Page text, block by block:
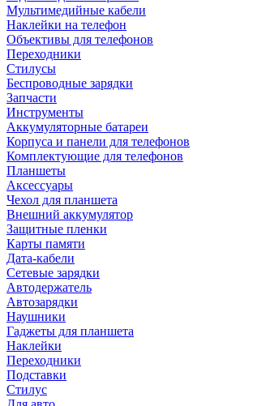
Мультимедийные кабели
Наклейки на телефон
Объективы для телефонов
Переходники
Стилусы
Беспроводные зарядки
Запчасти
Инструменты
Аккумуляторные батареи
Корпуса и панели для телефонов
Комплектующие для телефонов
Планшеты
Аксессуары
Чехол для планшета
Внешний аккумулятор
Защитные пленки
Карты памяти
Дата-кабели
Сетевые зарядки
Автодержатель
Автозарядки
Наушники
Гаджеты для планшета
Наклейки
Переходники
Подставки
Стилус